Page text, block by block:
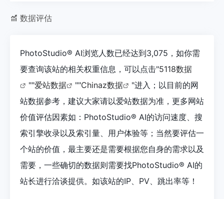
数据评估
PhotoStudio® AI浏览人数已经达到3,075，如你需
要查询该站的相关权重信息，可以点击"5118数据
""爱站数据 ""Chinaz数据
"进入；以目前的网
站数据参考，建议大家请以爱站数据为准，更多网站
价值评估因素如：PhotoStudio® AI的访问速度、搜
索引擎收录以及索引量、用户体验等；当然要评估一
个站的价值，最主要还是需要根据您自身的需求以及
需要，一些确切的数据则需要找PhotoStudio® AI的
站长进行洽谈提供。如该站的IP、PV、跳出率等！